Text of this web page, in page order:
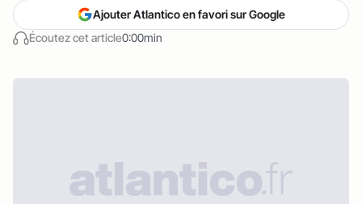
Écoutez cet article0:00min
Ajouter Atlantico en favori sur Google